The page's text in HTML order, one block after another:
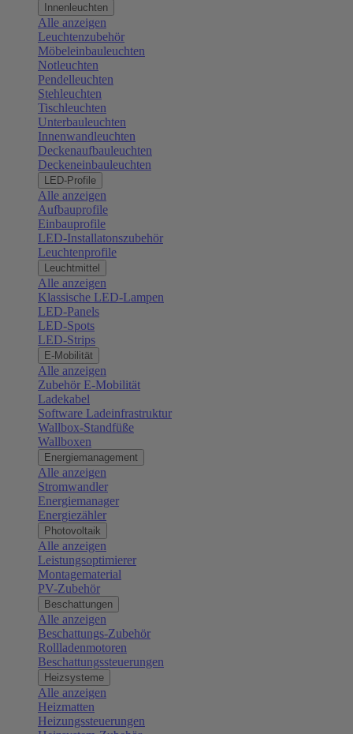
Innenleuchten
Alle anzeigen
Leuchtenzubehör
Möbeleinbauleuchten
Notleuchten
Pendelleuchten
Stehleuchten
Tischleuchten
Unterbauleuchten
Innenwandleuchten
Deckenaufbauleuchten
Deckeneinbauleuchten
LED-Profile
Alle anzeigen
Aufbauprofile
Einbauprofile
LED-Installatonszubehör
Leuchtenprofile
Leuchtmittel
Alle anzeigen
Klassische LED-Lampen
LED-Panels
LED-Spots
LED-Strips
E-Mobilität
Alle anzeigen
Zubehör E-Mobilität
Ladekabel
Software Ladeinfrastruktur
Wallbox-Standfüße
Wallboxen
Energiemanagement
Alle anzeigen
Stromwandler
Energiemanager
Energiezähler
Photovoltaik
Alle anzeigen
Leistungsoptimierer
Montagematerial
PV-Zubehör
Beschattungen
Alle anzeigen
Beschattungs-Zubehör
Rollladenmotoren
Beschattungssteuerungen
Heizsysteme
Alle anzeigen
Heizmatten
Heizungssteuerungen